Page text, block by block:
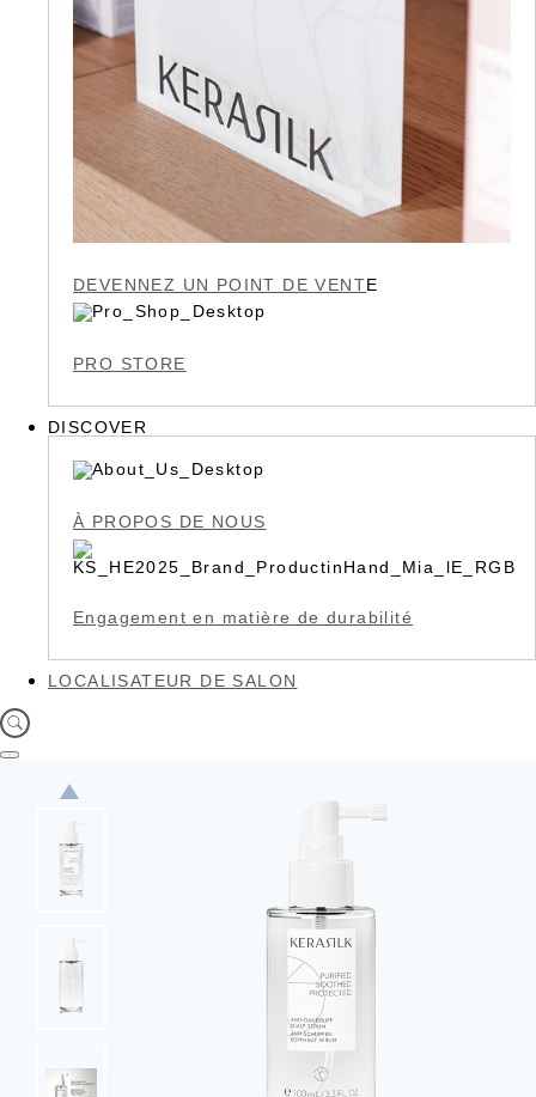
DEVENNEZ UN POINT DE VENTE
PRO STORE
DISCOVER
À PROPOS DE NOUS
Engagement en matière de durabilité
LOCALISATEUR DE SALON